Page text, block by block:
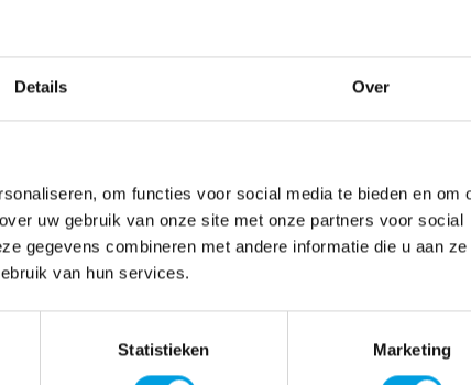
Details Over
om functies voor social media te bieden en om
uw gebruik van onze site met onze partners voor social
gegevens combineren met andere informatie die u aan ze
van hun services.
Statistieken Marketing
BRL100 3.0 documenten
beschikbaar voor leden
3 JUL 2026